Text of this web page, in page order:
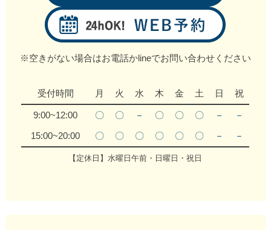
※空きがない場合はお電話かlineでお問い合わせください
受付時間 月 火 水 木 金 土 日 祝
9:00~12:00 〇 〇 － 〇 〇 〇 －
－
15:00~20:00
〇 〇 〇 〇 〇 〇 － －
【定休日】水曜日午前・日曜日・祝日